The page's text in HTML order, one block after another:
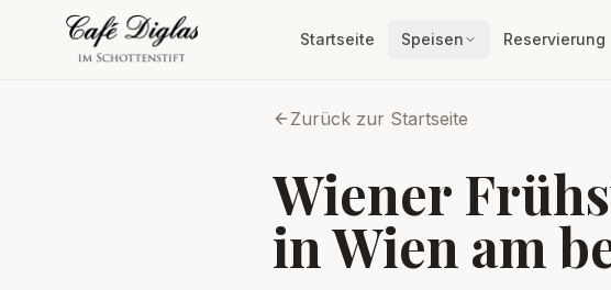
Startseite Speisen Reservierung
Zurück zur Startseite
Wiener
in Wien am